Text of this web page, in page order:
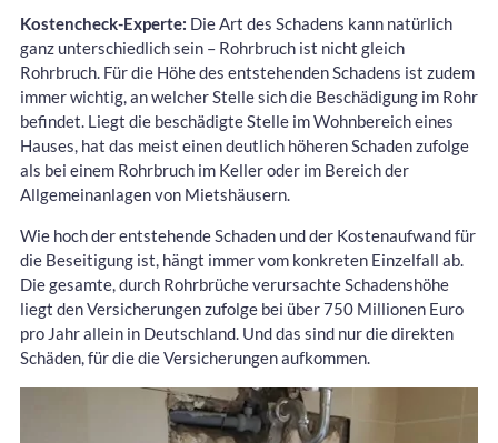
Kostencheck-Experte: Die Art des Schadens kann natürlich
ganz unterschiedlich sein – Rohrbruch ist nicht gleich
Rohrbruch. Für die Höhe des entstehenden Schadens ist zudem
immer wichtig, an welcher Stelle sich die Beschädigung im Rohr
befindet. Liegt die beschädigte Stelle im Wohnbereich eines
Hauses, hat das meist einen deutlich höheren Schaden zufolge
als bei einem Rohrbruch im Keller oder im Bereich der
Allgemeinanlagen von Mietshäusern.
Wie hoch der entstehende Schaden und der Kostenaufwand für
die Beseitigung ist, hängt immer vom konkreten Einzelfall ab.
Die gesamte, durch Rohrbrüche verursachte Schadenshöhe
liegt den Versicherungen zufolge bei über 750 Millionen Euro
pro Jahr allein in Deutschland. Und das sind nur die direkten
Schäden, für die die Versicherungen aufkommen.